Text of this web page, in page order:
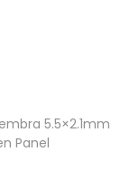
5.5×2.1mm
Panel